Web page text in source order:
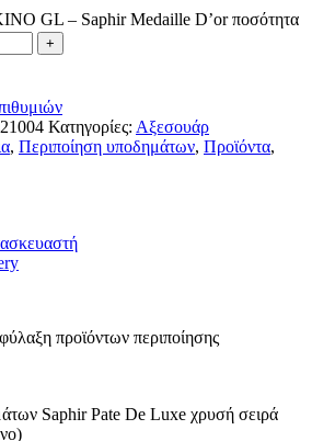
GL – Saphir Medaille D’or ποσότητα
Κατηγορίες: Αξεσουάρ
, Περιποίηση υποδημάτων, Προϊόντα,
προϊόντων περιποίησης
Saphir Pate De Luxe χρυσή σειρά